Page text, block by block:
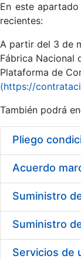
Mostrar/Ocultar
Mostrar/
Mostrar/
En este
recientes:
A partir del 3 de
Fábrica Nacional
Plataforma de
(https://
También podrá
Pliego
Acuerdo